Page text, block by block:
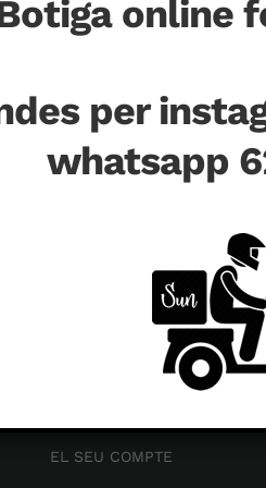
EL SEU COMPTE
online
per
whatsapp